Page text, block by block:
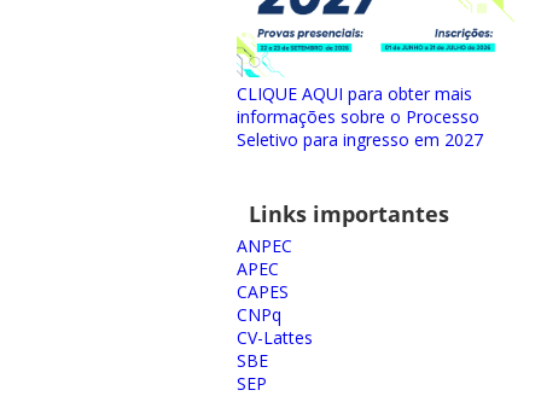
CLIQUE AQUI para obter mais
informações sobre o Processo
Seletivo para ingresso em 2027
Links importantes
ANPEC
APEC
CAPES
CNPq
CV-Lattes
SBE
SEP